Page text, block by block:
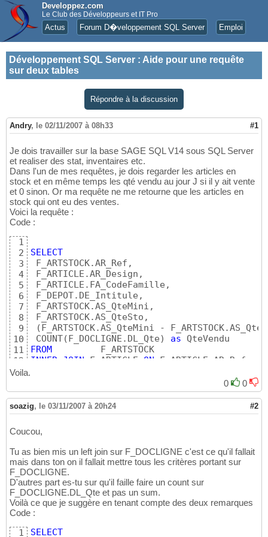
Developpez.com
Le Club des Développeurs et IT Pro
Actus Forum D�veloppement SQL Server Emploi
Développement SQL Server : Aide pour une requête
sur deux tables
Répondre à la discussion
Andry, le 02/11/2007 à 08h33 #1
Je dois travailler sur la base SAGE SQL V14 sous SQL Server
et realiser des stat, inventaires etc.
Dans l'un de mes requêtes, je dois regarder les articles en
stock et en même temps les qté vendu au jour J si il y ait vente
et 0 sinon. Or ma requête ne me retourne que les articles en
stock qui ont eu des ventes.
Voici la requête :
Code :
1
2
3
4
5
6
7
8
9
10
11
12
13
15
16
17
18
19
20
21
22
23
24
25
26
SELECT
F_ARTSTOCK.AR_Ref,
F_ARTICLE.AR_Design,
F_ARTICLE.FA_CodeFamille,
F_DEPOT.DE_Intitule,
F_ARTSTOCK.AS_QteMini,
F_ARTSTOCK.AS_QteSto,
( F_ARTSTOCK.AS_QteMini -
COUNT( F_DOCLIGNE.DL_Qte) as
FROM
INNER
JOIN F_ARTICLE ON
WHERE
( F_ARTSTOCK.AS_QteMini >
(F_ARTSTOCK.DE_No = 1) AND
(F_DOCLIGNE.Do_Date =
GROUP
F_ARTSTOCK.AR_Ref,
F_ARTICLE.AR_Design,
F_ARTICLE.FA_CodeFamille,
F_DEPOT.DE_Intitule,
F_ARTSTOCK.AS_QteMini,
F_ARTSTOCK.AS_QteSto
Voila.
0
0
soazig, le 03/11/2007 à 20h24 #2
Coucou,
Tu as bien mis un left join sur F_DOCLIGNE c'est ce qu'il fallait
mais dans ton on il fallait mettre tous les critères portant sur
F_DOCLIGNE.
D'autres part es-tu sur qu'il faille faire un count sur
F_DOCLIGNE.DL_Qte et pas un sum.
Voilà ce que je suggère en tenant compte des deux remarques
Code :
1
SELECT